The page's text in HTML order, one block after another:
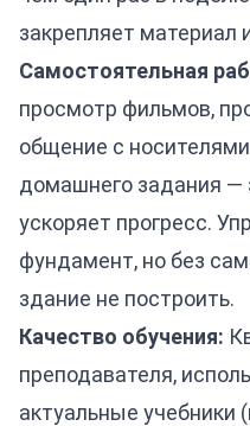
закрепляет материал
Самостоятельная
просмотр фильмов,
общение с
домашнего задания —
ускоряет прогресс.
фундамент, но без
здание не построить.
Качество обучения:
преподавателя,
актуальные учебники